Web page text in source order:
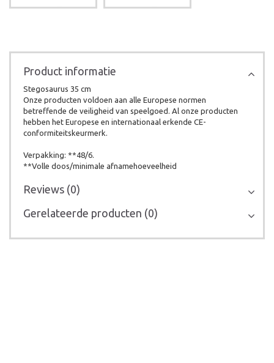
Product informatie
Stegosaurus 35 cm
Onze producten voldoen aan alle Europese normen
betreffende de veiligheid van speelgoed. Al onze producten
hebben het Europese en internationaal erkende CE-
conformiteitskeurmerk.
Verpakking: **48/6.
**Volle doos/minimale afnamehoeveelheid
Reviews (0)
Gerelateerde producten (0)